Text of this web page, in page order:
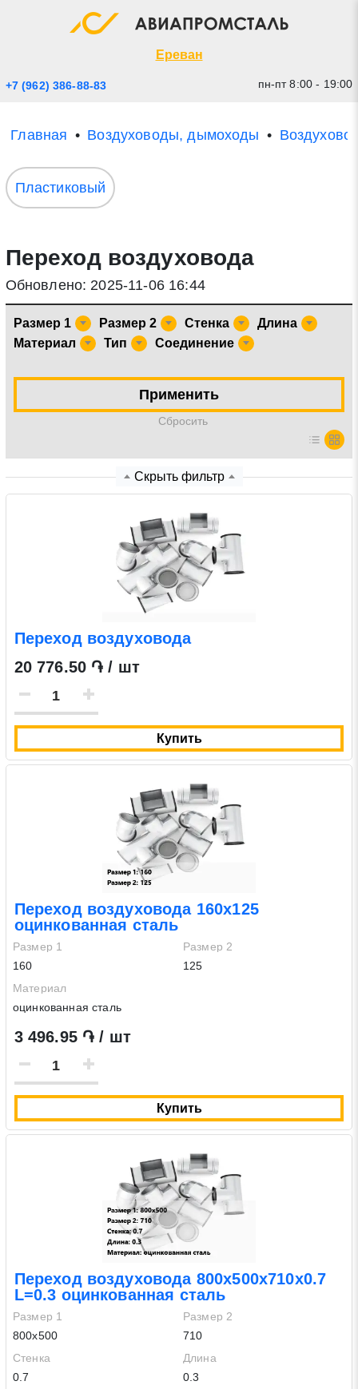
Ереван
+7 (962) 386-88-83 пн-пт 8:00 - 19:00
Главная Воздуховоды, дымоходы
Пластиковый
Переход воздуховода
Обновлено: 2025-11-06 16:44
Размер 1 Размер 2 Стенка
Длина
Материал
Тип Соединение
Применить
Cбросить
Скрыть фильтр
Переход воздуховода
20 776.50 ֏ / шт
Купить
Переход воздуховода 160х125
оцинкованная сталь
Размер 1
160
Размер 2
125
Материал
оцинкованная сталь
3 496.95 ֏ / шт
Купить
Переход воздуховода 800х500х710х0.7
L=0.3 оцинкованная сталь
Размер 1
800х500
Размер 2
710
Стенка
0.7
Длина
0.3
Экспресс заявка
* - обязательные поля для заполнения
Отправить заявку
Нажимая на кнопку «Отправить заявку» Вы даете
согласие на обработку своих персональных данных в
соответствии со статьей 9 Федерального закона от 27
также соглашаетесь на информационную рассылку по
средством e-mail или СМС